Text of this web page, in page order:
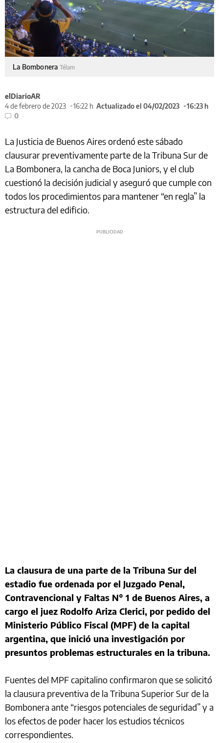
La Bombonera Télam
elDiarioAR
4 de febrero de 2023
16:22 h Actualizado el 04/02/2023
16:23 h
0
La Justicia de Buenos Aires ordenó este sábado
clausurar preventivamente parte de la Tribuna Sur de
La Bombonera, la cancha de Boca Juniors, y el club
cuestionó la decisión judicial y aseguró que cumple con
todos los procedimientos para mantener “en regla” la
estructura del edificio.
La clausura de una parte de la Tribuna Sur del
estadio fue ordenada por el Juzgado Penal,
Contravencional y Faltas N° 1 de Buenos Aires, a
cargo el juez Rodolfo Ariza Clerici, por pedido del
Ministerio Público Fiscal (MPF) de la capital
argentina, que inició una investigación por
presuntos problemas estructurales en la tribuna.
Fuentes del MPF capitalino confirmaron que se solicitó
la clausura preventiva de la Tribuna Superior Sur de la
Bombonera ante “riesgos potenciales de seguridad” y a
los efectos de poder hacer los estudios técnicos
correspondientes.